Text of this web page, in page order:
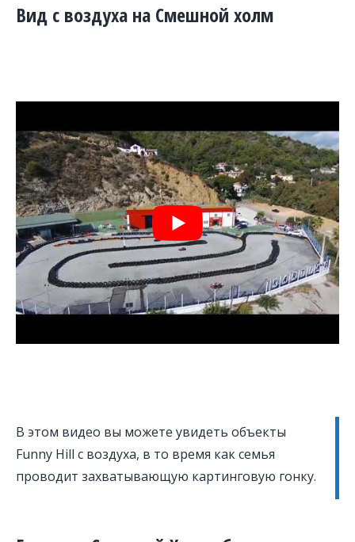
Вид с воздуха на Смешной холм
В этом видео вы можете увидеть объекты
Funny Hill с воздуха, в то время как семья
проводит захватывающую картинговую гонку.